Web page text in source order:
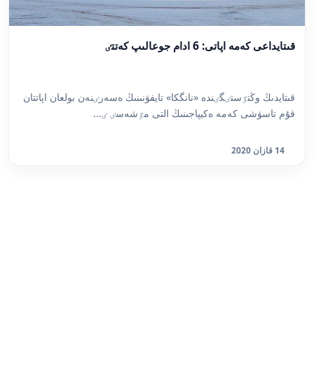
قىتايداعى كەمە اپاتى: 6 ادام جوعالىپ كەتتٸ
قىتايدىڭ وڭتٷستٸگٸندە «نانگكا» تايفۋنىنىڭ ەسەرٸنەن بولعان اپاتتان
قۇم تاسۋشى كەمە ەكيپاجىنىڭ التى مٷشەسٸ ٸ...
14 قازان 2020